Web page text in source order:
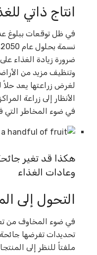
انتاج ذاتي
ضرورة زيادة الغذاء
وتنظيف مزيد من
لغرض زراعتها يعد حلاً
الأنظار إلى زراعة
في ضوء المخاطر التي
هكذا قد تغير
وعادات الغذاء
التحول إلى
في ضوء المخاوف من
تحديدات تفرضها جائحة
ملفتاً للنظر إلى